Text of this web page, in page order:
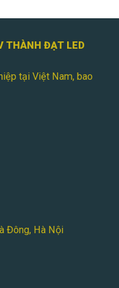
THÀNH ĐẠT LED
tại Việt Nam, bao
Đông, Hà Nội